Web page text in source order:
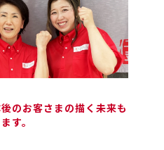
のお客さまの描く未来も
す。